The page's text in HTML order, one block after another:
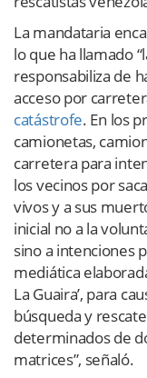
La mandataria
lo que ha llamado
responsabiliza de
acceso por
catástrofe. En los
camionetas,
carretera para
los vecinos por
vivos y a sus
inicial no a la
sino a intenciones
mediática
La Guaira’, para
búsqueda y
determinados de
matrices”, señaló.